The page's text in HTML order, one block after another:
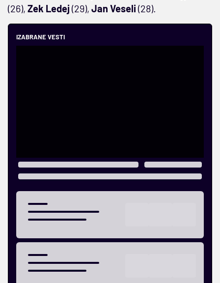
(26), Zek Ledej (29), Jan Veseli (28).
IZABRANE VESTI